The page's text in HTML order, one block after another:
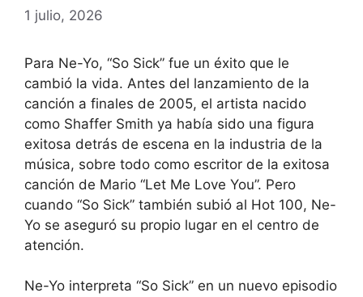
1 julio, 2026
Para Ne-Yo, “So Sick” fue un éxito que le
cambió la vida. Antes del lanzamiento de la
canción a finales de 2005, el artista nacido
como Shaffer Smith ya había sido una figura
exitosa detrás de escena en la industria de la
música, sobre todo como escritor de la exitosa
canción de Mario “Let Me Love You”. Pero
cuando “So Sick” también subió al Hot 100, Ne-
Yo se aseguró su propio lugar en el centro de
atención.
Ne-Yo interpreta “So Sick” en un nuevo episodio